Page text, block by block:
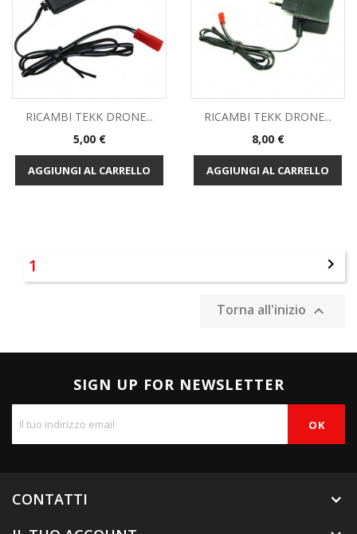
RICAMBI TEKK DRONE...
Prezzo
5,00 €
AGGIUNGI AL CARRELLO
RICAMBI TEKK DRONE...
Prezzo
8,00 €
AGGIUNGI AL CARRELLO
1 
Torna all'inizio 
SIGN UP FOR NEWSLETTER
CONTATTI